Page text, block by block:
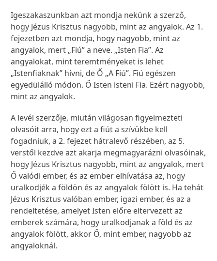
Igeszakaszunkban azt mondja nekünk a szerző,
hogy Jézus Krisztus nagyobb, mint az angyalok. Az 1.
fejezetben azt mondja, hogy nagyobb, mint az
angyalok, mert „Fiú” a neve. „Isten Fia”. Az
angyalokat, mint teremtményeket is lehet
„Istenfiaknak” hívni, de Ő „A Fiú”. Fiú egészen
egyedülálló módon. Ő Isten isteni Fia. Ezért nagyobb,
mint az angyalok.
A levél szerzője, miután világosan figyelmezteti
olvasóit arra, hogy ezt a fiút a szívükbe kell
fogadniuk, a 2. fejezet hátralevő részében, az 5.
verstől kezdve azt akarja megmagyarázni olvasóinak,
hogy Jézus Krisztus nagyobb, mint az angyalok, mert
Ő valódi ember, és az ember elhívatása az, hogy
uralkodjék a földön és az angyalok fölött is. Ha tehát
Jézus Krisztus valóban ember, igazi ember, és az a
rendeltetése, amelyet Isten előre eltervezett az
emberek számára, hogy uralkodjanak a föld és az
angyalok fölött, akkor Ő, mint ember, nagyobb az
angyaloknál.